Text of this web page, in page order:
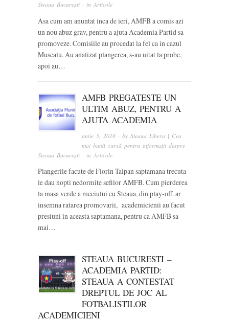
Steaua București · in Articole
Asa cum am anuntat inca de ieri, AMFB a comis azi
un nou abuz grav, pentru a ajuta Academia Partid sa
promoveze. Comisiile au procedat la fel ca in cazul
Muscalu. Au analizat plangerea, s-au uitat la probe,
apoi au…
AMFB PREGATESTE UN
ULTIM ABUZ, PENTRU A
AJUTA ACADEMIA
iunie 5, 2018 · bySteaua Libera | Cea
mai bună sursă pentru informații despre
Steaua București · in Articole
Plangerile facute de Florin Talpan saptamana trecuta
le dau nopti nedormite sefilor AMFB. Cum pierderea
la masa verde a meciului cu Steaua, din play-off. ar
insemna ratarea promovarii, academicienii au facut
presiuni in aceasta saptamana, pentru ca AMFB sa
mai…
STEAUA BUCURESTI –
ACADEMIA PARTID:
STEAUA A CONTESTAT
DREPTUL DE JOC AL
FOTBALISTILOR
ACADEMICIENI